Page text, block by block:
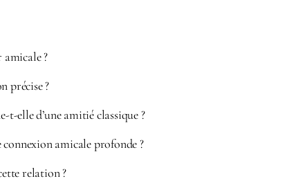
amicale ?
précise ?
t-elle d’une amitié classique ?
connexion amicale profonde ?
relation ?